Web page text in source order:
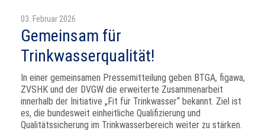
03. Februar 2026
Gemeinsam für
Trinkwasserqualität!
In einer gemeinsamen Pressemitteilung geben BTGA, figawa,
ZVSHK und der DVGW die erweiterte Zusammenarbeit
innerhalb der Initiative „Fit für Trinkwasser“ bekannt. Ziel ist
es, die bundesweit einheitliche Qualifizierung und
Qualitätssicherung im Trinkwasserbereich weiter zu stärken.